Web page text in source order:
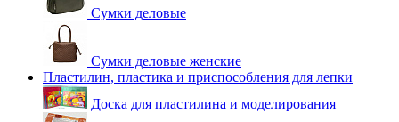
Сумки деловые
Сумки деловые женские
Пластилин, пластика и приспособления для лепки
Доска для пластилина и моделирования